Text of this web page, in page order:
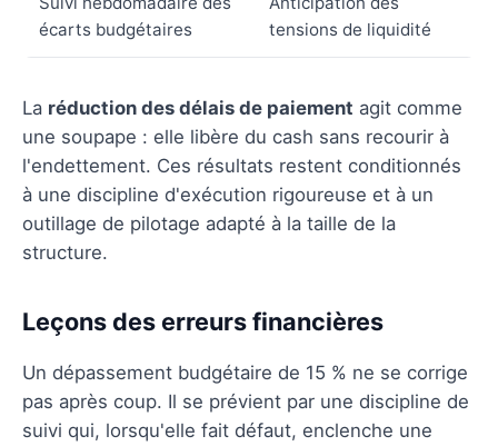
écarts budgétaires
tensions de liquidité
La réduction des délais de paiement agit comme
une soupape : elle libère du cash sans recourir à
l'endettement. Ces résultats restent conditionnés
à une discipline d'exécution rigoureuse et à un
outillage de pilotage adapté à la taille de la
structure.
Leçons des erreurs financières
Un dépassement budgétaire de 15 % ne se corrige
pas après coup. Il se prévient par une discipline de
suivi qui, lorsqu'elle fait défaut, enclenche une